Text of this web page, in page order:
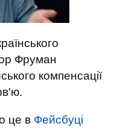
Фруман
компенсації
це в Фейсбуці